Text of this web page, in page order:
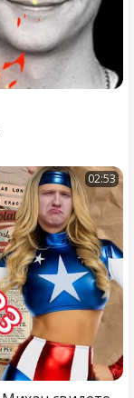
02:53